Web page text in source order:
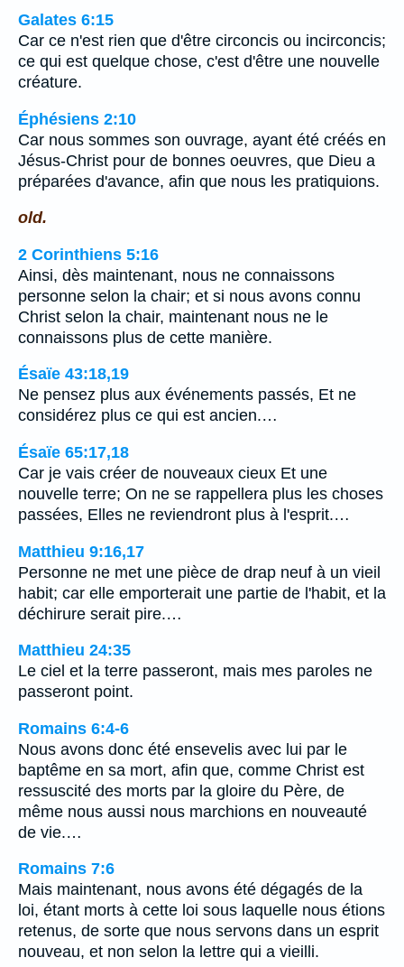
Galates 6:15
Car ce n'est rien que d'être circoncis ou incirconcis;
ce qui est quelque chose, c'est d'être une nouvelle
créature.
Éphésiens 2:10
Car nous sommes son ouvrage, ayant été créés en
Jésus-Christ pour de bonnes oeuvres, que Dieu a
préparées d'avance, afin que nous les pratiquions.
old.
2 Corinthiens 5:16
Ainsi, dès maintenant, nous ne connaissons
personne selon la chair; et si nous avons connu
Christ selon la chair, maintenant nous ne le
connaissons plus de cette manière.
Ésaïe 43:18,19
Ne pensez plus aux événements passés, Et ne
considérez plus ce qui est ancien.…
Ésaïe 65:17,18
Car je vais créer de nouveaux cieux Et une
nouvelle terre; On ne se rappellera plus les choses
passées, Elles ne reviendront plus à l'esprit.…
Matthieu 9:16,17
Personne ne met une pièce de drap neuf à un vieil
habit; car elle emporterait une partie de l'habit, et la
déchirure serait pire.…
Matthieu 24:35
Le ciel et la terre passeront, mais mes paroles ne
passeront point.
Romains 6:4-6
Nous avons donc été ensevelis avec lui par le
baptême en sa mort, afin que, comme Christ est
ressuscité des morts par la gloire du Père, de
même nous aussi nous marchions en nouveauté
de vie.…
Romains 7:6
Mais maintenant, nous avons été dégagés de la
loi, étant morts à cette loi sous laquelle nous étions
retenus, de sorte que nous servons dans un esprit
nouveau, et non selon la lettre qui a vieilli.